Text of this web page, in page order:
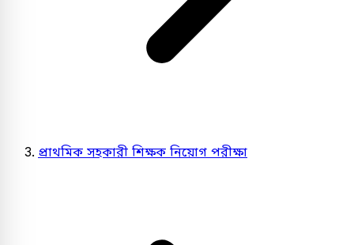
প্রাথমিক সহকারী শিক্ষক নিয়োগ পরীক্ষা